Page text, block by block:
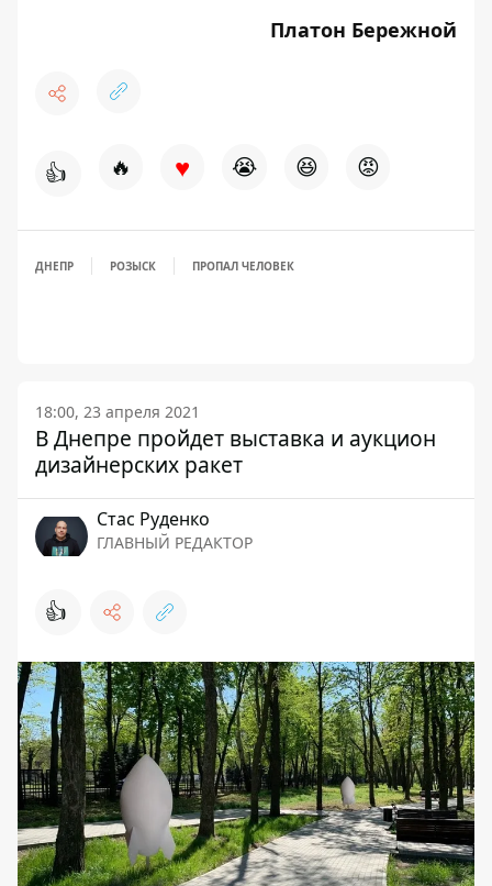
Платон Бережной
👍 🔥 ♥ 😭 😆 😡
ДНЕПР РОЗЫСК ПРОПАЛ ЧЕЛОВЕК
18:00, 23 апреля 2021
В Днепре пройдет выставка и аукцион
дизайнерских ракет
Стаc Руденко
ГЛАВНЫЙ РЕДАКТОР
👍